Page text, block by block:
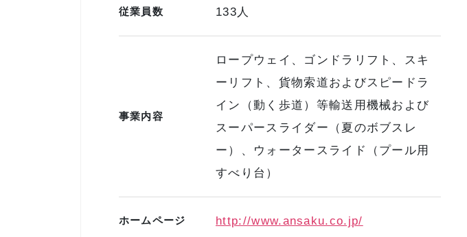
従業員数 133人
事業内容
ロープウェイ、ゴンドラリフト、スキ
ーリフト、貨物索道およびスピードラ
イン（動く歩道）等輸送用機械および
スーパースライダー（夏のボブスレ
ー）、ウォータースライド（プール用
すべり台）
ホームページ http://www.ansaku.co.jp/